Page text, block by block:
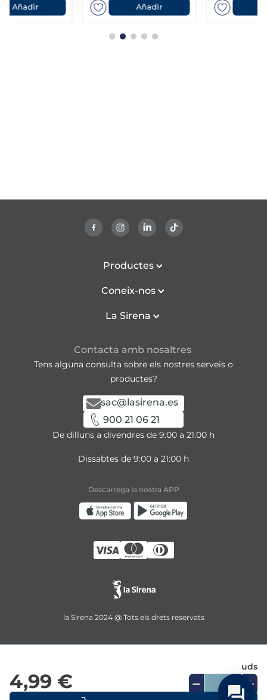
4,99 €
uds
Añadir Añadir
Productes
Coneix-nos
La Sirena
Contacta amb nosaltres
Tens alguna consulta sobre els nostres serveis o
productes?
sac@lasirena.es
900 21 06 21
De dilluns a divendres de 9:00 a 21:00 h
Dissabtes de 9:00 a 21:00 h
Descarrega la nostra APP
la Sirena 2024 @ Tots els drets reservats